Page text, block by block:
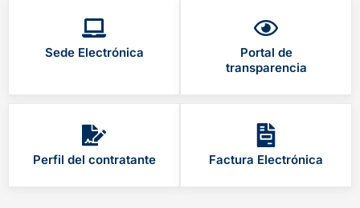
Sede Electrónica
Portal de
transparencia
Perfil del contratante Factura Electrónica